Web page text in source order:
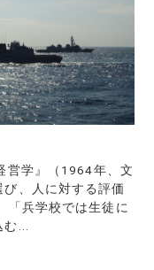
営学』（1964年、文
、人に対する評価
兵学校では生徒に
...